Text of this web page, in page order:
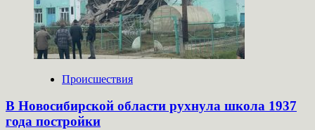
погибли,
пятеро
пострадали
Происшествия
В Новосибирской области рухнула школа 1937
года постройки